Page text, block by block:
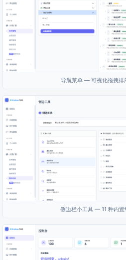
导航菜单 — 可视化拖拽排
侧边栏小工具 — 11 种内置